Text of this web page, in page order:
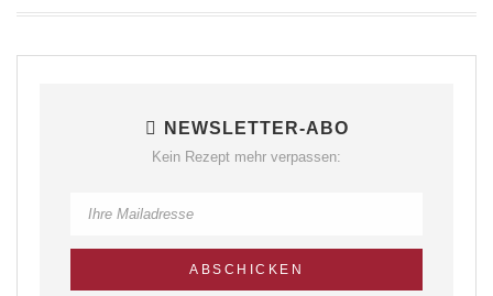
NEWSLETTER-ABO
Kein Rezept mehr verpassen: